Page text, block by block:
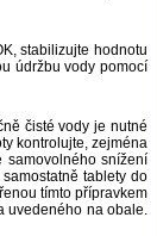
stabilizujte hodnotu
údržbu vody pomocí
čisté vody je nutné
kontrolujte, zejména
samovolného snížení
tablety do
tímto přípravkem
uvedeného na obale.